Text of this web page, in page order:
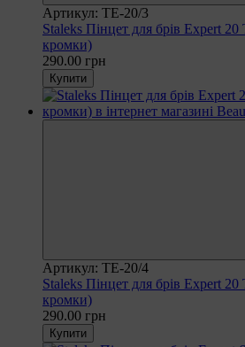
Артикул: TE-20/3
Staleks Пінцет для брів Expert
кромки)
290.00 грн
Купити
Артикул: TE-20/4
Staleks Пінцет для брів Expert 20
кромки)
290.00 грн
Купити